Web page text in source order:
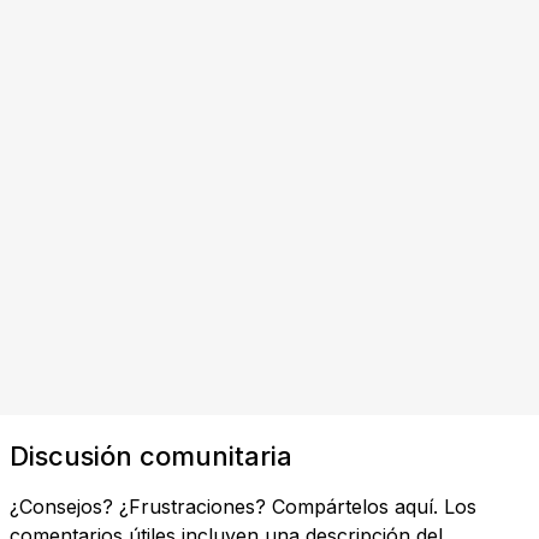
Discusión comunitaria
¿Consejos? ¿Frustraciones? Compártelos aquí. Los